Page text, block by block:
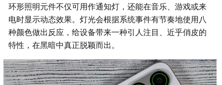
环形照明元件不仅可用作通知灯，还能在音乐、游戏或来
电时显示动态效果。灯光会根据系统事件有节奏地使用八
种颜色做出反应，给设备带来一种引人注目、近乎俏皮的
特性，在黑暗中真正脱颖而出。